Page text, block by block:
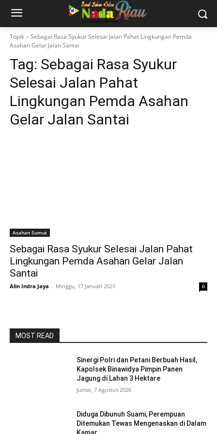
Topik
Sebagai Rasa Syukur Selesai Jalan Pahat Lingkungan Pemda
Asahan Gelar Jalan Santai
Tag: Sebagai Rasa Syukur
Selesai Jalan Pahat
Lingkungan Pemda Asahan
Gelar Jalan Santai
Asahan Sumut
Sebagai Rasa Syukur Selesai Jalan Pahat
Lingkungan Pemda Asahan Gelar Jalan
Santai
Alin Indra Jaya - Minggu, 17 Januari 2021 0
MOST READ
Sinergi Polri dan Petani Berbuah Hasil,
Kapolsek Binawidya Pimpin Panen
Jagung di Lahan 3 Hektare
Jumat, 7 Agustus 2026
Diduga Dibunuh Suami, Perempuan
Ditemukan Tewas Mengenaskan di Dalam
Kamar